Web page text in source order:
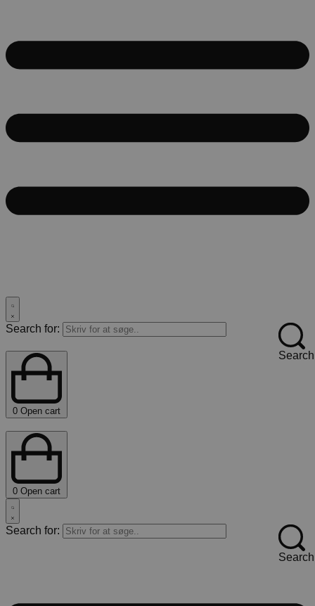
Search for:
Search
0 Open cart
0 Open cart
Search for:
Search